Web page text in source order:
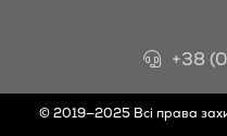
+38
© 2019—2025 Всі права